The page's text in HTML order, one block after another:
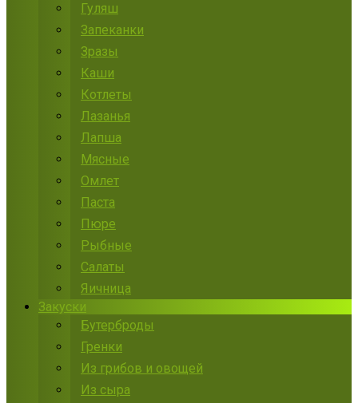
Гуляш
Запеканки
Зразы
Каши
Котлеты
Лазанья
Лапша
Мясные
Омлет
Паста
Пюре
Рыбные
Салаты
Яичница
Закуски
Бутерброды
Гренки
Из грибов и овощей
Из сыра